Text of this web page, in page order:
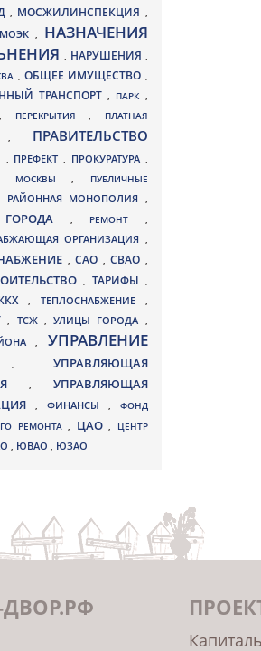
, МОСЖИЛИНСПЕКЦИЯ ,
МОЭК ,
НАЗНАЧЕНИЯ
, НАРУШЕНИЯ ,
, ОБЩЕЕ ИМУЩЕСТВО ,
ТРАНСПОРТ, ПАРК ,
, ПЕРЕКРЫТИЯ,
ПЛАТНАЯ
,
ПРАВИТЕЛЬСТВО
, ПРЕФЕКТ, ПРОКУРАТУРА ,
МОСКВЫ ,
ПУБЛИЧНЫЕ
РАЙОННАЯ МОНОПОЛИЯ ,
, РЕМОНТ ,
ОРГАНИЗАЦИЯ ,
, САО , СВАО ,
, ТАРИФЫ ,
, ТЕПЛОСНАБЖЕНИЕ ,
, ТСЖ , УЛИЦЫ ГОРОДА ,
, УПРАВЛЕНИЕ
, УПРАВЛЯЮЩАЯ
, УПРАВЛЯЮЩАЯ
, ФИНАНСЫ , ФОНД
РЕМОНТА , ЦАО ,
ЦЕНТР
, ЮВАО , ЮЗАО